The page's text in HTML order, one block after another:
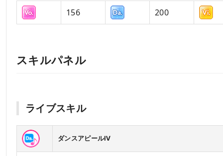
156 200
スキルパネル
ライブスキル
ダンスアピールⅣ